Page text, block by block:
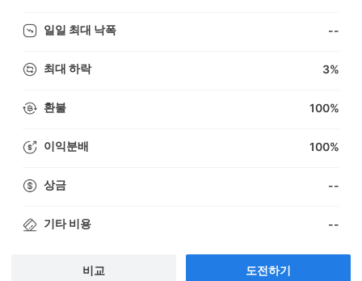
일일 최대 낙폭 --
최대 하락 3%
환불 100%
이익분배 100%
상금 --
기타 비용 --
비교 도전하기